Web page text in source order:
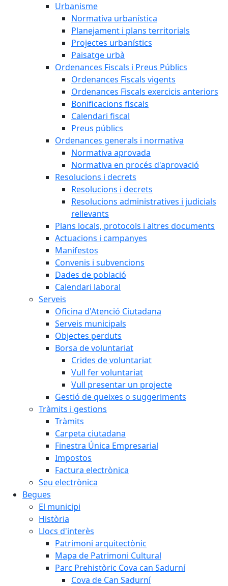
Urbanisme
Normativa urbanística
Planejament i plans territorials
Projectes urbanístics
Paisatge urbà
Ordenances Fiscals i Preus Públics
Ordenances Fiscals vigents
Ordenances Fiscals exercicis anteriors
Bonificacions fiscals
Calendari fiscal
Preus públics
Ordenances generals i normativa
Normativa aprovada
Normativa en procés d'aprovació
Resolucions i decrets
Resolucions i decrets
Resolucions administratives i judicials
rellevants
Plans locals, protocols i altres documents
Actuacions i campanyes
Manifestos
Convenis i subvencions
Dades de població
Calendari laboral
Serveis
Oficina d'Atenció Ciutadana
Serveis municipals
Objectes perduts
Borsa de voluntariat
Crides de voluntariat
Vull fer voluntariat
Vull presentar un projecte
Gestió de queixes o suggeriments
Tràmits i gestions
Tràmits
Carpeta ciutadana
Finestra Única Empresarial
Impostos
Factura electrònica
Seu electrònica
Begues
El municipi
Història
Llocs d'interès
Patrimoni arquitectònic
Mapa de Patrimoni Cultural
Parc Prehistòric Cova can Sadurní
Cova de Can Sadurní